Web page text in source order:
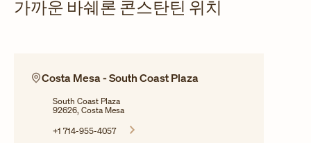
가까운 바쉐론 콘스탄틴 위치
Costa Mesa - South Coast Plaza
South Coast Plaza
92626, Costa Mesa
+1 714-955-4057